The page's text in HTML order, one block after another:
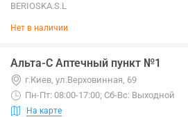
BERIOSKA.S.L
Нет в наличии
Альта-С Аптечный пункт №1
г.Киев, ул.Верховинная, 69
Пн-Пт: 08:00-17:00; Сб-Вс: Выходной
На карте